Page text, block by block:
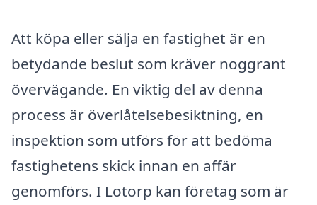
Att köpa eller sälja en fastighet är en
betydande beslut som kräver noggrant
övervägande. En viktig del av denna
process är överlåtelsebesiktning, en
inspektion som utförs för att bedöma
fastighetens skick innan en affär
genomförs. I Lotorp kan företag som är